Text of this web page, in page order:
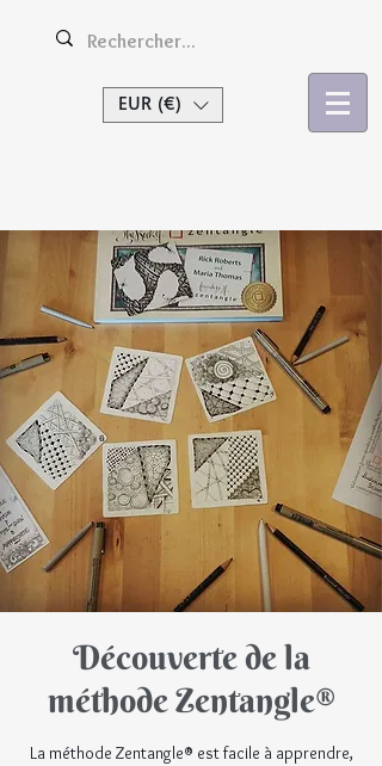
EUR (€)
Découverte de la
méthode Zentangle®
La méthode Zentangle® est facile à apprendre,